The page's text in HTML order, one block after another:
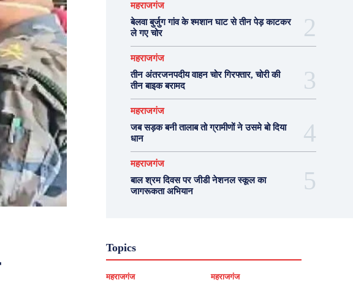
महराजगंज
बेलवा बुर्जुग गांव के श्मशान घाट से तीन पेड़ काटकर
ले गए चोर
महराजगंज
तीन अंतरजनपदीय वाहन चोर गिरफ्तार, चोरी की
तीन बाइक बरामद
महराजगंज
जब सड़क बनी तालाब तो ग्रामीणों ने उसमे बो दिया
धान
महराजगंज
बाल श्रम दिवस पर जीडी नेशनल स्कूल का
जागरूकता अभियान
Topics
महराजगंज
महराजगंज